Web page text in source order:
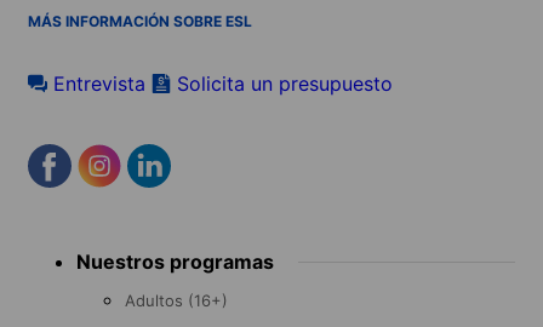
MÁS INFORMACIÓN SOBRE ESL
Entrevista Solicita un presupuesto
menu Nuestros programas
Adultos (16+)